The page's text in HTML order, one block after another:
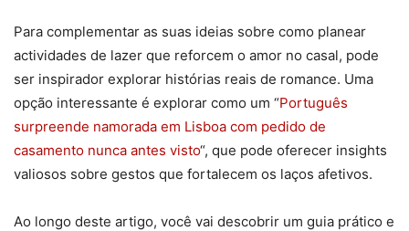
Para complementar as suas ideias sobre como planear
actividades de lazer que reforcem o amor no casal, pode
ser inspirador explorar histórias reais de romance. Uma
opção interessante é explorar como um “Português
surpreende namorada em Lisboa com pedido de
casamento nunca antes visto“, que pode oferecer insights
valiosos sobre gestos que fortalecem os laços afetivos.
Ao longo deste artigo, você vai descobrir um guia prático e